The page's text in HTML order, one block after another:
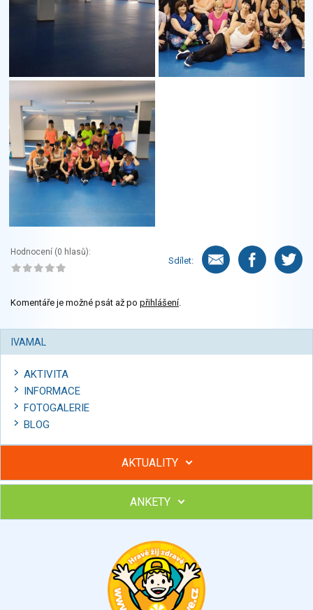
Hodnocení (0 hlasů):
Sdílet:
Komentáře je možné psát až po přihlášení.
IVAMAL
AKTIVITA
INFORMACE
FOTOGALERIE
BLOG
AKTUALITY
Hubněte s podporou lektorky a skupiny v kurzech STOBu
Chcete poradit s hubnutím? Najděte si odborníka STOBu ve
ANKETY